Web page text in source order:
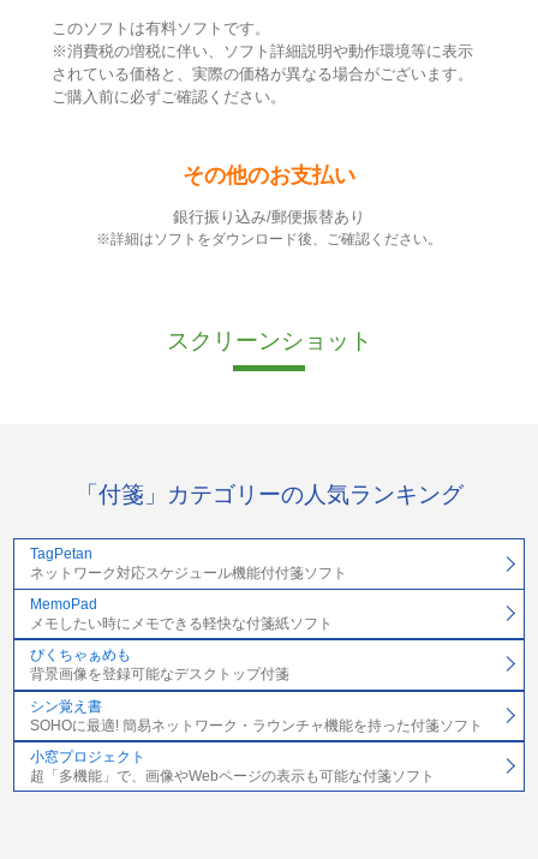
このソフトは有料ソフトです。
※消費税の増税に伴い、ソフト詳細説明や動作環境等に表示
されている価格と、実際の価格が異なる場合がございます。
ご購入前に必ずご確認ください。
その他のお支払い
銀行振り込み/郵便振替あり
※詳細はソフトをダウンロード後、ご確認ください。
スクリーンショット
「付箋」カテゴリーの人気ランキング
TagPetan
ネットワーク対応スケジュール機能付付箋ソフト
MemoPad
メモしたい時にメモできる軽快な付箋紙ソフト
ぴくちゃぁめも
背景画像を登録可能なデスクトップ付箋
シン覚え書
SOHOに最適! 簡易ネットワーク・ラウンチャ機能を持った付箋ソフト
小窓プロジェクト
超「多機能」で、画像やWebページの表示も可能な付箋ソフト